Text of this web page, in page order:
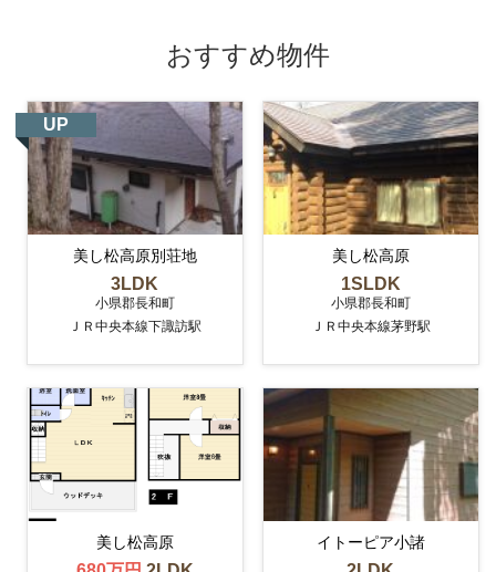
おすすめ物件
UP
美し松高原別荘地
3LDK
小県郡長和町
ＪＲ中央本線下諏訪駅
美し松高原
1SLDK
小県郡長和町
ＪＲ中央本線茅野駅
美し松高原
イトーピア小諸